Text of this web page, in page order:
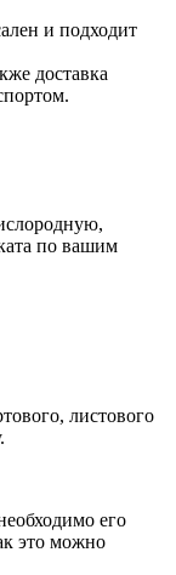
и подходит
доставка
по вашим
листового
его
это можно